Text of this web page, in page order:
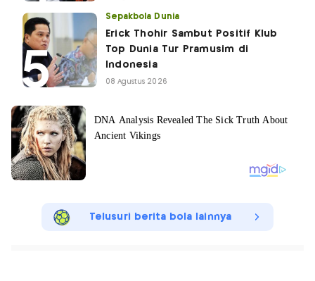
Sepakbola Dunia
Erick Thohir Sambut Positif Klub
Top Dunia Tur Pramusim di
Indonesia
08 Agustus 2026
Telusuri berita bola lainnya